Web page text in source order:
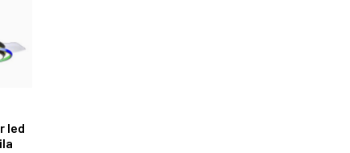
led